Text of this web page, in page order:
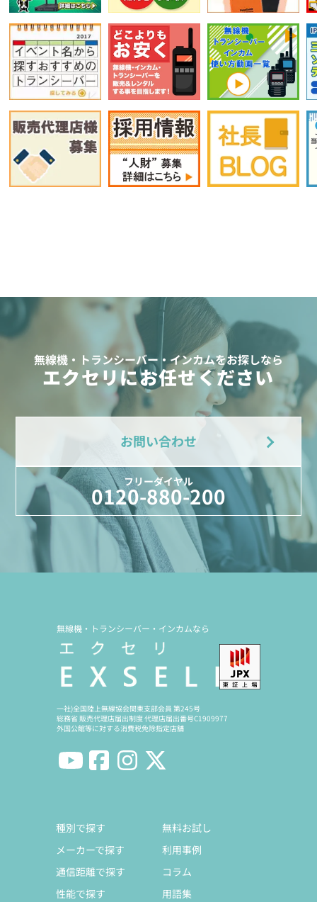
無線機・トランシーバー・インカムをお探しなら
エクセリにお任せください
お問い合わせ
フリーダイヤル
0120-880-200
無線機・トランシーバー・インカムなら
一社)全国陸上無線協会関東支部会員 第245号
総務省 販売代理店届出制度 代理店届出番号C1909977
外国公館等に対する消費税免除指定店舗
種別で探す
メーカーで探す
通信距離で探す
性能で探す
無料お試し
利用事例
コラム
用語集